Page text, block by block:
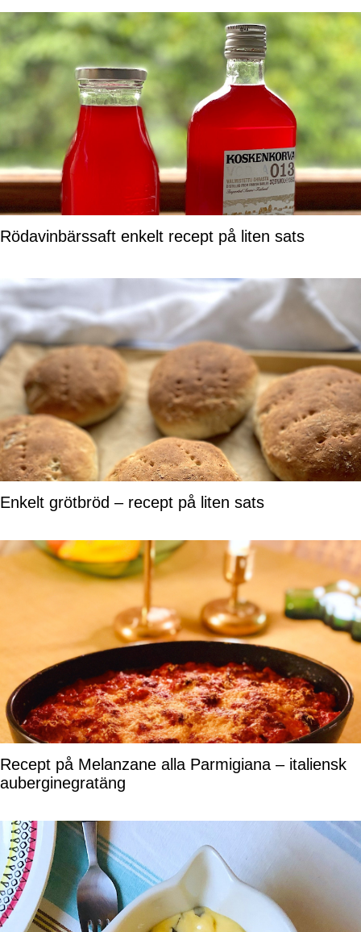
Rödavinbärssaft enkelt recept på liten sats
Enkelt grötbröd – recept på liten sats
Recept på Melanzane alla Parmigiana – italiensk
auberginegratäng